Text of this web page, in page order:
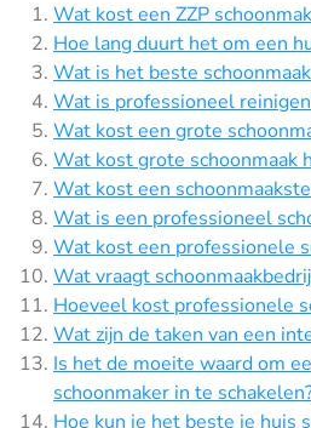
Wat kost een ZZP
Hoe lang duurt het om een
Wat is het beste
Wat is professioneel
Wat kost een grote
Wat kost grote schoonmaak
Wat kost een
Wat is een professioneel
Wat kost een professionele
Wat vraagt
Hoeveel kost professionele
Wat zijn de taken van een
Is het de moeite waard om
schoonmaker in te
Hoe kun je het beste je huis